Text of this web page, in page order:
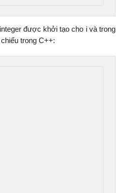
được khởi tạo cho i và trong
trong C++: